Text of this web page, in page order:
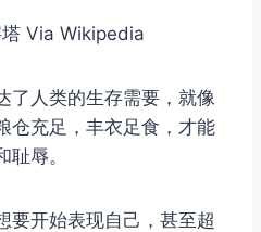
Via Wikipedia
了人类的生存需要，就像
仓充足，丰衣足食，才能
辱。
要开始表现自己，甚至超